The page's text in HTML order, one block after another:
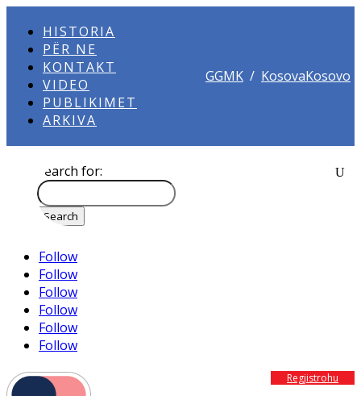
HISTORIA
PËR NE
KONTAKT
VIDEO
PUBLIKIMET
ARKIVA
GGMK / KosovaKosovo
Search for:
Follow
Follow
Follow
Follow
Follow
Follow
Regjistrohu